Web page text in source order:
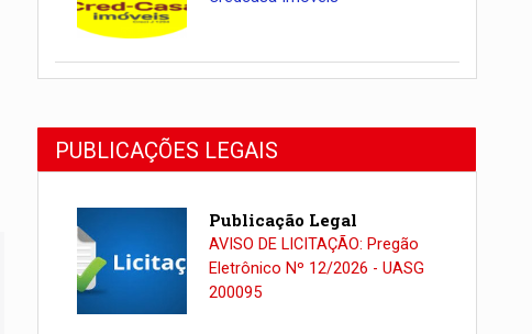
PUBLICAÇÕES LEGAIS
Publicação Legal
AVISO DE LICITAÇÃO: Pregão
Eletrônico Nº 12/2026 - UASG
200095